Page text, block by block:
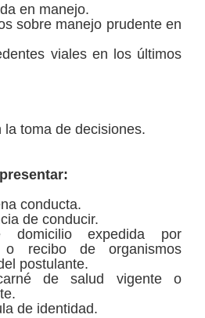
en manejo.
sobre manejo prudente en
viales en los últimos
la toma de decisiones.
conducta.
de conducir.
domicilio expedida por
o recibo de organismos
postulante.
de salud vigente o
de identidad.